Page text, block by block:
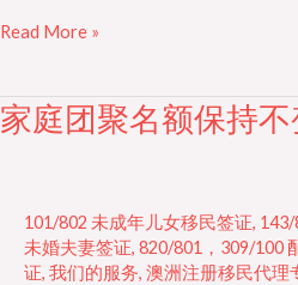
Read More »
家庭团聚名额保持不
101/802 未成年儿女移民签证,
未婚夫妻签证, 820/801，309/100
证, 我们的服务, 澳洲注册移民代理
家